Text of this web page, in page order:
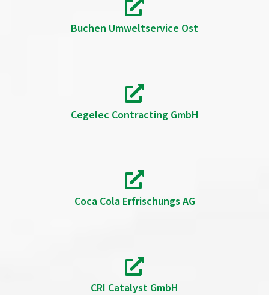
Buchen Umweltservice Ost
Cegelec Contracting GmbH
Coca Cola Erfrischungs AG
CRI Catalyst GmbH